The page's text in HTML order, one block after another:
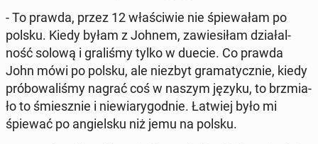
- To prawda, przez 12 wła­ści­wie nie śpie­wa­łam po
polsku. Kiedy byłam z Johnem, za­wie­si­łam dzia­łal­
ność solową i gra­li­śmy tylko w duecie. Co prawda
John mówi po polsku, ale niezbyt gra­ma­tycz­nie, kiedy
pró­bo­wa­li­śmy nagrać coś w naszym języku, to brzmia­
ło to śmiesz­nie i nie­wia­ry­god­nie. Łatwiej było mi
śpiewać po an­giel­sku niż jemu na polsku.